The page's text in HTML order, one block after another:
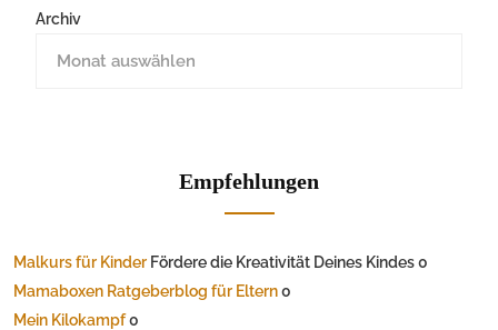
Archiv
Empfehlungen
Malkurs für Kinder Fördere die Kreativität Deines Kindes 0
Mamaboxen Ratgeberblog für Eltern0
Mein Kilokampf0